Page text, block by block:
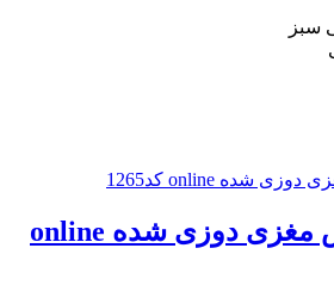
سبز
شلوار اسلش مغزی دوزی شده online